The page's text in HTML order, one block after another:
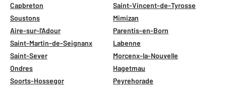
Capbreton
Saint-Vincent-de-Tyrosse
Soustons
Mimizan
Aire-sur-l'Adour
Parentis-en-Born
Saint-Martin-de-Seignanx
Labenne
Saint-Sever
Morcenx-la-Nouvelle
Ondres
Hagetmau
Soorts-Hossegor
Peyrehorade